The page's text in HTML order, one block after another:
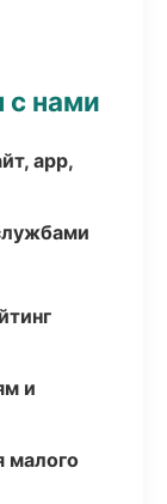
с нами
app,
и
малого